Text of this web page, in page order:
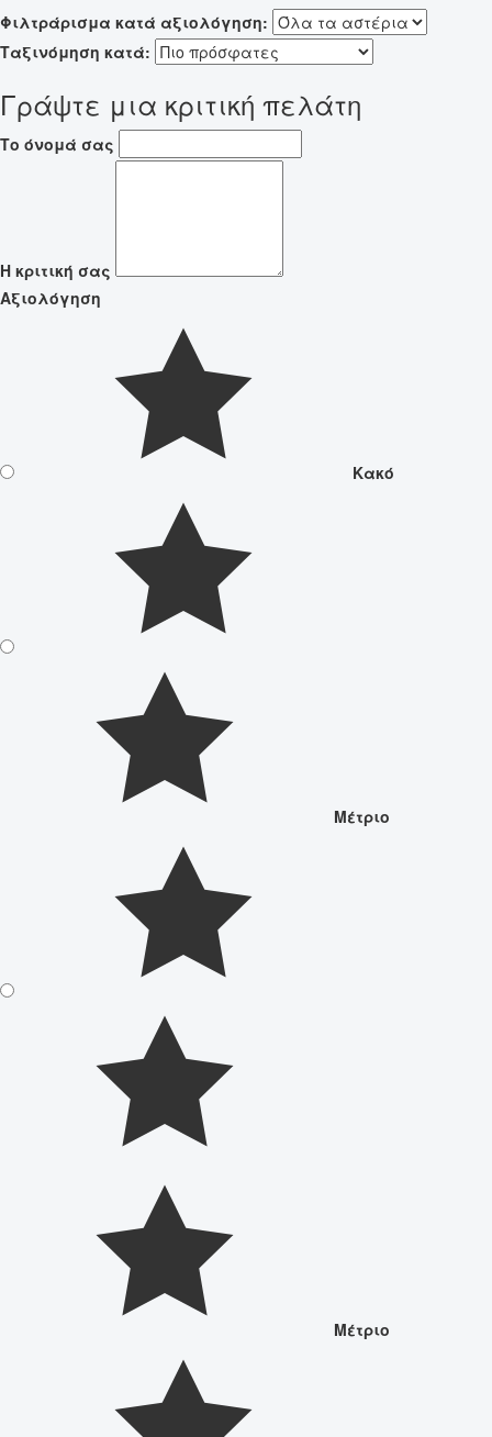
Φιλτράρισμα κατά αξιολόγηση:
Ταξινόμηση κατά:
Γράψτε μια κριτική πελάτη
Το όνομά σας
Η κριτική σας
Αξιολόγηση
Κακό
Μέτριο
Μέτριο